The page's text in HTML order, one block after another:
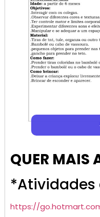
QUER MAIS
*Atividades
https://